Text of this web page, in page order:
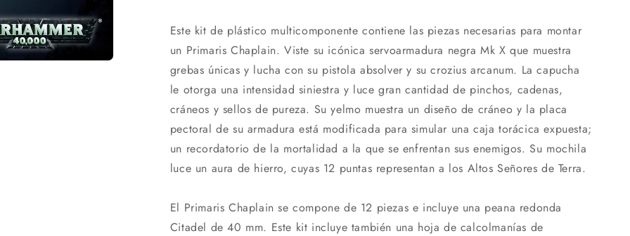
Este kit de plástico multicomponente contiene las piezas necesarias para montar
un Primaris Chaplain. Viste su icónica servoarmadura negra Mk X que muestra
grebas únicas y lucha con su pistola absolver y su crozius arcanum. La capucha
le otorga una intensidad siniestra y luce gran cantidad de pinchos, cadenas,
cráneos y sellos de pureza. Su yelmo muestra un diseño de cráneo y la placa
pectoral de su armadura está modificada para simular una caja torácica expuesta;
un recordatorio de la mortalidad a la que se enfrentan sus enemigos. Su mochila
luce un aura de hierro, cuyas 12 puntas representan a los Altos Señores de Terra.
El Primaris Chaplain se compone de 12 piezas e incluye una peana redonda
Citadel de 40 mm. Este kit incluye también una hoja de calcolmanías de